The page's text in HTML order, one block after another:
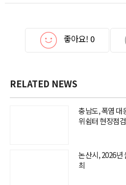
좋아요! 0
RELATED NEWS
충남도, 폭염 대
위쉼터 현장점
논산시, 2026년
최